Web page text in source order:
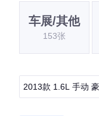
车展/其他
153张
2013款 1.6L 手动